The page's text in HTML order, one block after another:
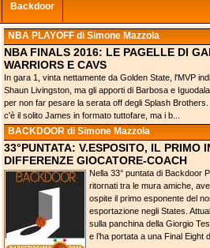
Backdoor
NBA PLAYOFF di Simone Mazzola
NBA FINALS 2016: LE PAGELLE DI
WARRIORS E CAVS
In gara 1, vinta nettamente da Golden State, l'MVP
Shaun Livingston, ma gli apporti di Barbosa e
per non far pesare la serata off degli Splash
c'è il solito James in formato tuttofare, ma i b...
BACKDOOR di Simone Mazzola
33°PUNTATA: V.ESPOSITO, IL PRIMO
DIFFERENZE GIOCATORE-COACH
Nella 33° puntata di Backdoor
ritornati tra le mura amiche,
ospite il primo esponente del
esportazione negli States.
sulla panchina della Giorgio
e l’ha portata a una Final Eight